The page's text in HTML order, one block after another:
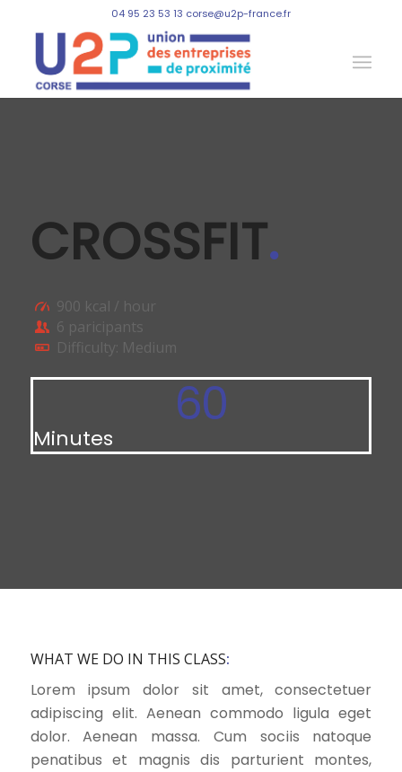
04 95 23 53 13 corse@u2p-france.fr
CROSSFIT.
900 kcal / hour
6 paricipants
Difficulty: Medium
60
Minutes
WHAT WE DO IN THIS CLASS:
Lorem ipsum dolor sit amet, consectetuer
adipiscing elit. Aenean commodo ligula eget
dolor. Aenean massa. Cum sociis natoque
penatibus et magnis dis parturient montes,